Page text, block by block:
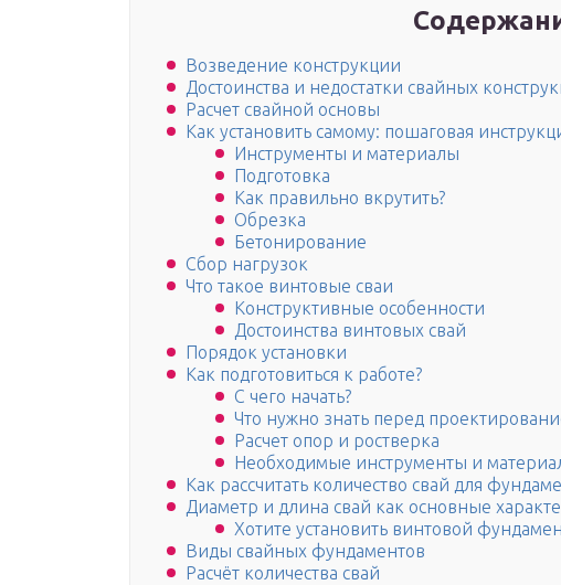
Возведение конструкции
Достоинства и недостатки свайных
Расчет свайной основы
Как установить самому: пошаговая
Инструменты и материалы
Подготовка
Как правильно вкрутить?
Обрезка
Бетонирование
Сбор нагрузок
Что такое винтовые сваи
Конструктивные особенности
Достоинства винтовых свай
Порядок установки
Как подготовиться к работе?
С чего начать?
Что нужно знать перед
Расчет опор и ростверка
Необходимые инструменты и
Как рассчитать количество свай для
Диаметр и длина свай как основные
Хотите установить винтовой
Виды свайных фундаментов
Расчёт количества свай